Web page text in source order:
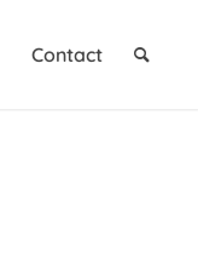
Contact